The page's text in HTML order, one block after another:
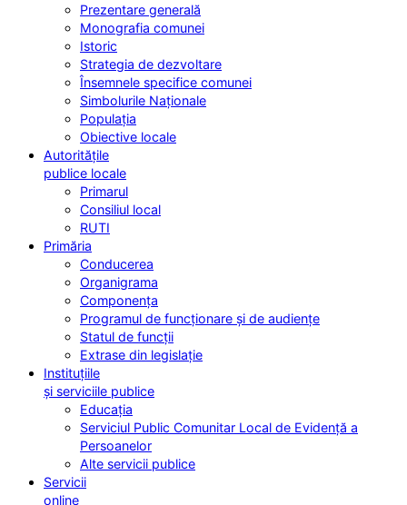
Prezentare generală
Monografia comunei
Istoric
Strategia de dezvoltare
Însemnele specifice comunei
Simbolurile Naționale
Populația
Obiective locale
Autoritățile
publice locale
Primarul
Consiliul local
RUTI
Primăria
Conducerea
Organigrama
Componența
Programul de funcționare și de audiențe
Statul de funcții
Extrase din legislație
Instituțiile
și serviciile publice
Educația
Serviciul Public Comunitar Local de Evidență a
Persoanelor
Alte servicii publice
Servicii
online